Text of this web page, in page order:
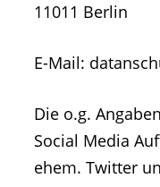
11011 Berlin
E-Mail:
Die o.g.
Social Media
ehem. Twitter